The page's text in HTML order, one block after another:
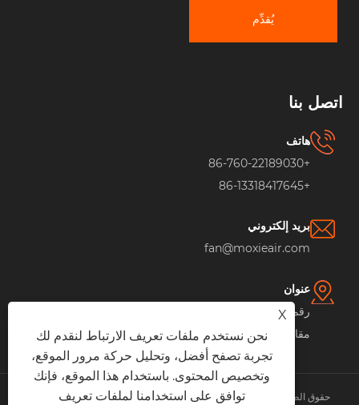
يُقدِّم
اتصل بنا
هاتف
+86-760-22189030
+86-13318417645
بريد إلكتروني
fan@moxieair.com
عنوان
رقم 1 طريق تيمينغ، مدينة شياولان، مدينة تشونغشان،
مقاطعة قوانغدونغ، الصين
حقوق الطبع والنشر © 2026 Moxie Tech Co., Ltd. جميع الحقوق محفوظة.
X
نحن نستخدم ملفات تعريف الارتباط لنقدم لك
تجربة تصفح أفضل، وتحليل حركة مرور الموقع،
وتخصيص المحتوى. باستخدام هذا الموقع، فإنك
توافق على استخدامنا لملفات تعريف